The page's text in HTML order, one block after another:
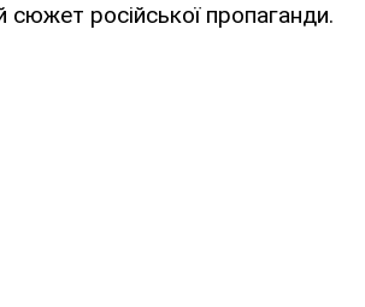
російської пропаганди.